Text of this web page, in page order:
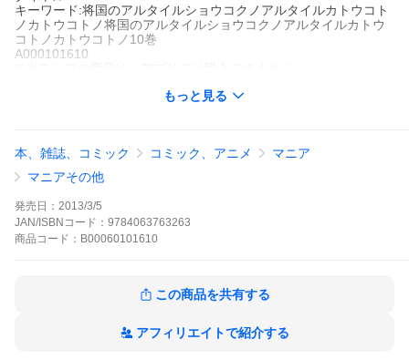
キーワード:将国のアルタイルショウコクノアルタイルカトウコト
ノカトウコトノ将国のアルタイルショウコクノアルタイルカトウ
コトノカトウコトノ10巻
A000101610
その矢先、帝国はスコグリオ公国に進軍を開始!ついにルメリアナ
大戦が開戦した!!これに対抗するべく、大トルキエ五将国と海の都
(ヴェネディック)、ウラド王国は対帝国同盟を結成!!一刻の猶予も
ない中、マフムートはさらなる協力国を求めて“ルメリアナの心
臓”地方へ向かう――。激動の覇権を握れ、マフムート!!
将国のアルタイルの作品をもっと見る
もっと見る
本、雑誌、コミック コミック、アニメ
マニア
マニアその他
発売日： 2013/3/5
JAN/ISBNコード： 9784063763263
商品 コード： B00060101610
この商品を共有する
アフィリエイトで紹介する